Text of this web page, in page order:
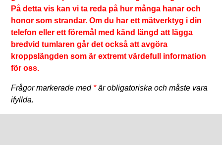
På detta vis kan vi ta reda på hur många hanar och
honor som strandar. Om du har ett mätverktyg i din
telefon eller ett föremål med känd längd att lägga
bredvid tumlaren går det också att avgöra
kroppslängden som är extremt värdefull information
för oss.
Frågor markerade med *är obligatoriska och måste vara
ifyllda.